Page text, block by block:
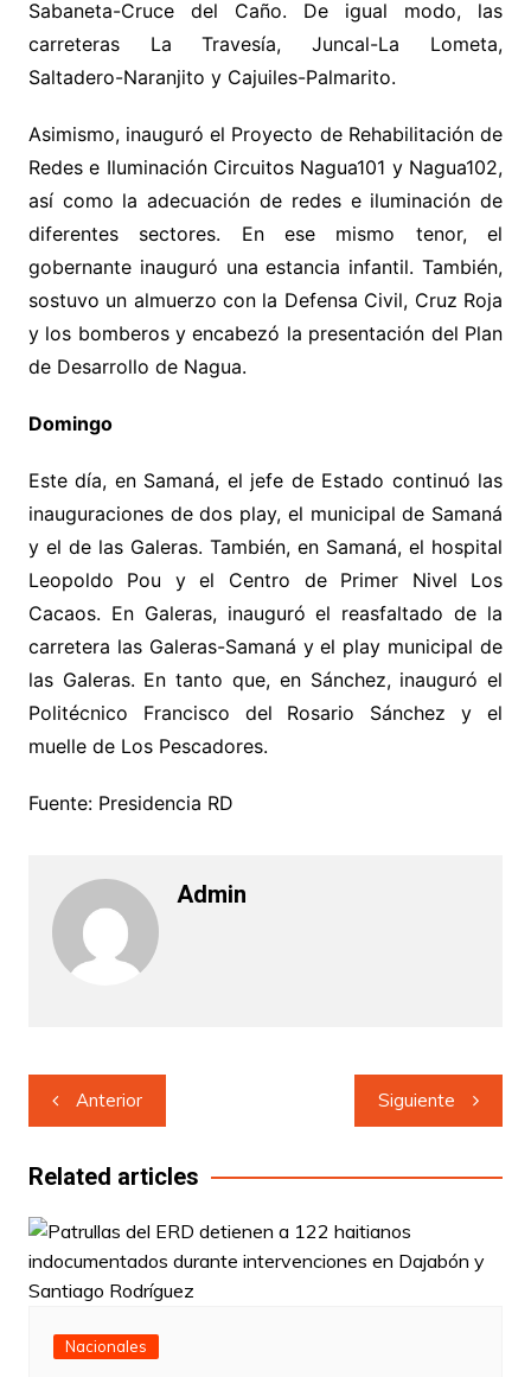
Sabaneta-Cruce del Caño. De igual modo, las
carreteras La Travesía, Juncal-La Lometa,
Saltadero-Naranjito y Cajuiles-Palmarito.
Asimismo, inauguró el Proyecto de Rehabilitación de
Redes e Iluminación Circuitos Nagua101 y Nagua102,
así como la adecuación de redes e iluminación de
diferentes sectores. En ese mismo tenor, el
gobernante inauguró una estancia infantil. También,
sostuvo un almuerzo con la Defensa Civil, Cruz Roja
y los bomberos y encabezó la presentación del Plan
de Desarrollo de Nagua.
Domingo
Este día, en Samaná, el jefe de Estado continuó las
inauguraciones de dos play, el municipal de Samaná
y el de las Galeras. También, en Samaná, el hospital
Leopoldo Pou y el Centro de Primer Nivel Los
Cacaos. En Galeras, inauguró el reasfaltado de la
carretera las Galeras-Samaná y el play municipal de
las Galeras. En tanto que, en Sánchez, inauguró el
Politécnico Francisco del Rosario Sánchez y el
muelle de Los Pescadores.
Fuente: Presidencia RD
Admin
Navegación
de
entradas
Anterior Siguiente
Related articles
Nacionales